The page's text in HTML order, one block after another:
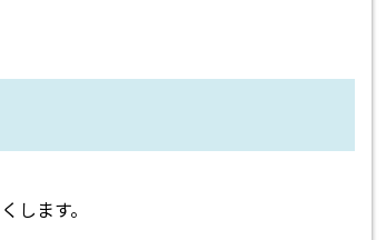
します。